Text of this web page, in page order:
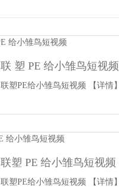
联 塑 PE 给小雏鸟短视频
联塑PE给小雏鸟短视频 【详情】
联塑 PE 给小雏鸟短视频
联塑PE给小雏鸟短视频 【详情】